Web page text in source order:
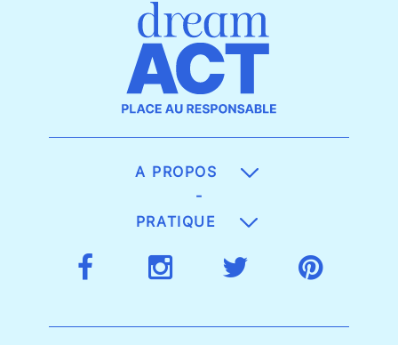
A PROPOS
-
PRATIQUE